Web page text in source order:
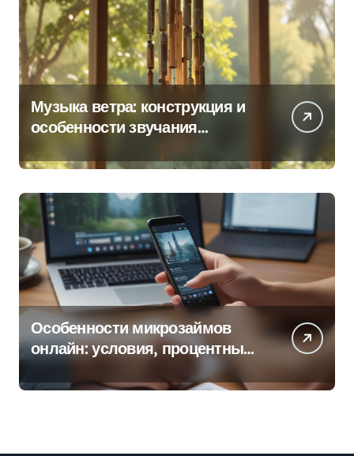
Музыка ветра: конструкция и
особенности звучания
Особенности микрозаймов
онлайн: условия, процентные
ставки и порядок оформления